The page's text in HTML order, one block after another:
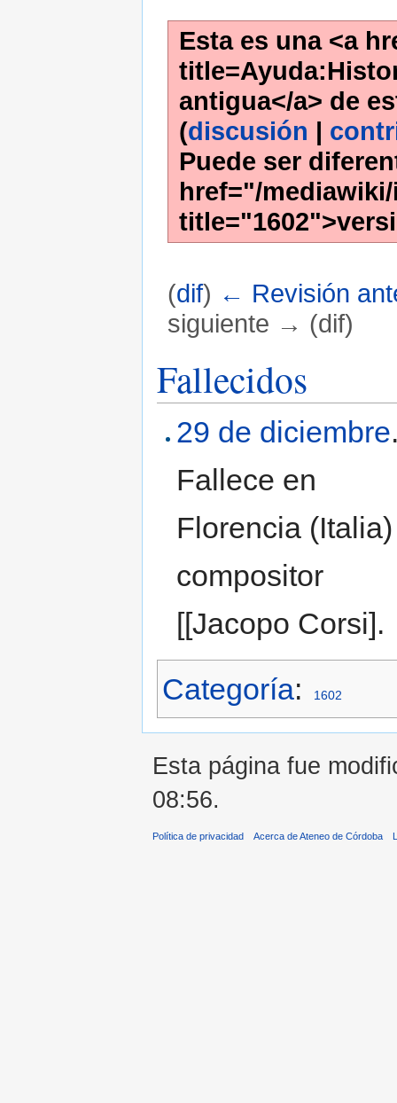
Esta es una <a
antigua</a> de
(discusión
Puede ser
href="/
(dif) ← Revisión
siguiente → (dif)
Fallecidos
29 de diciembre
Fallece en
Florencia
compositor
[[Jacopo Corsi].
Categoría: 1602
Esta página fue
08:56.
Política de privacidad Acerca de Ateneo de Córdoba